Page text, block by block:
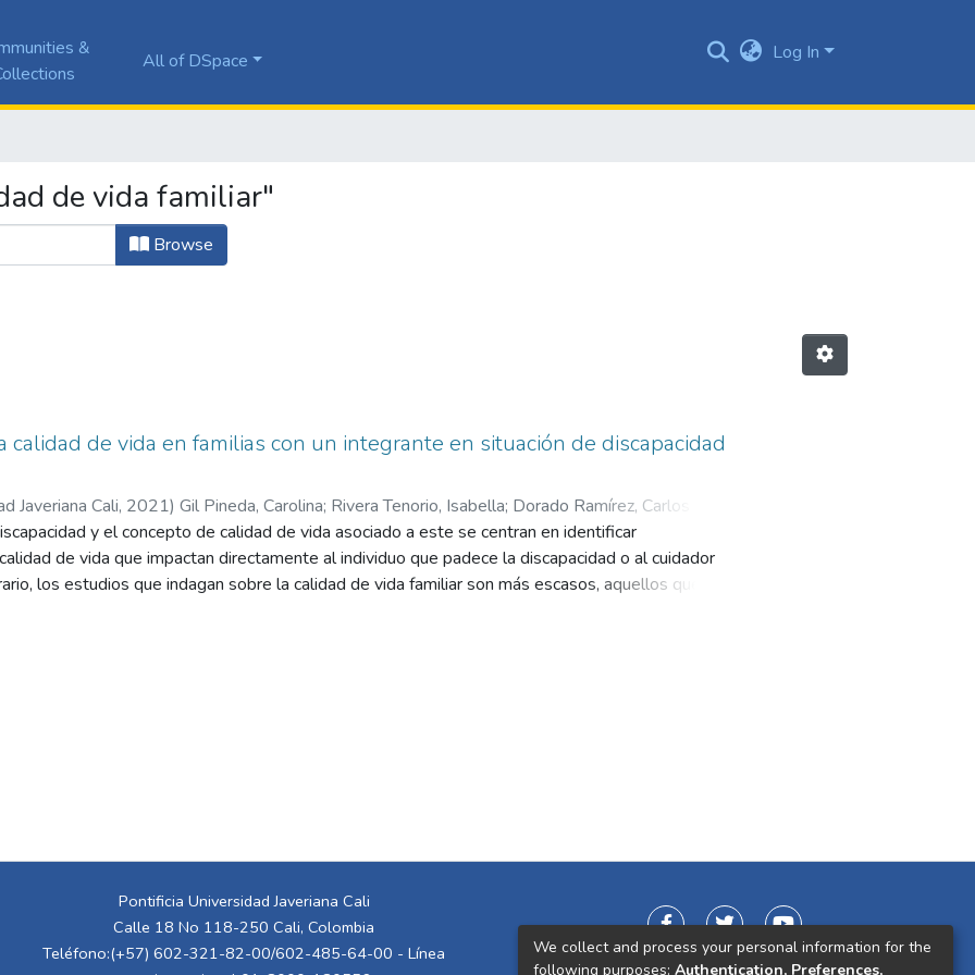
&
All of DSpace Log In
de vida familiar"
Browse
calidad de vida en familias con un integrante en situación de discapacidad
Javeriana Cali, 2021) Gil Pineda, Carolina; Rivera Tenorio, Isabella; Dorado Ramírez, Carlos
y el concepto de calidad de vida asociado a este se centran en identificar
de vida que impactan directamente al individuo que padece la discapacidad o al cuidador
los estudios que indagan sobre la calidad de vida familiar son más escasos, aquellos que se
la calidad de vida familiar desde la percepción de un solo miembro del núcleo familiar,
Pontificia Universidad Javeriana Cali
Calle 18 No 118-250 Cali, Colombia
Teléfono:(+57) 602-321-82-00/602-485-64-00 - Línea
We collect and process your personal information for the
following purposes: Authentication, Preferences,